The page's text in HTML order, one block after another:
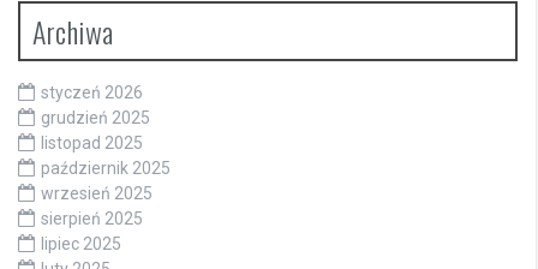
Archiwa
styczeń 2026
grudzień 2025
listopad 2025
październik 2025
wrzesień 2025
sierpień 2025
lipiec 2025